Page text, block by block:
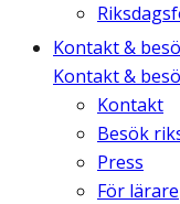
Kontakt &
Kontakt &
Kontakt
Besök
Press
För lärare